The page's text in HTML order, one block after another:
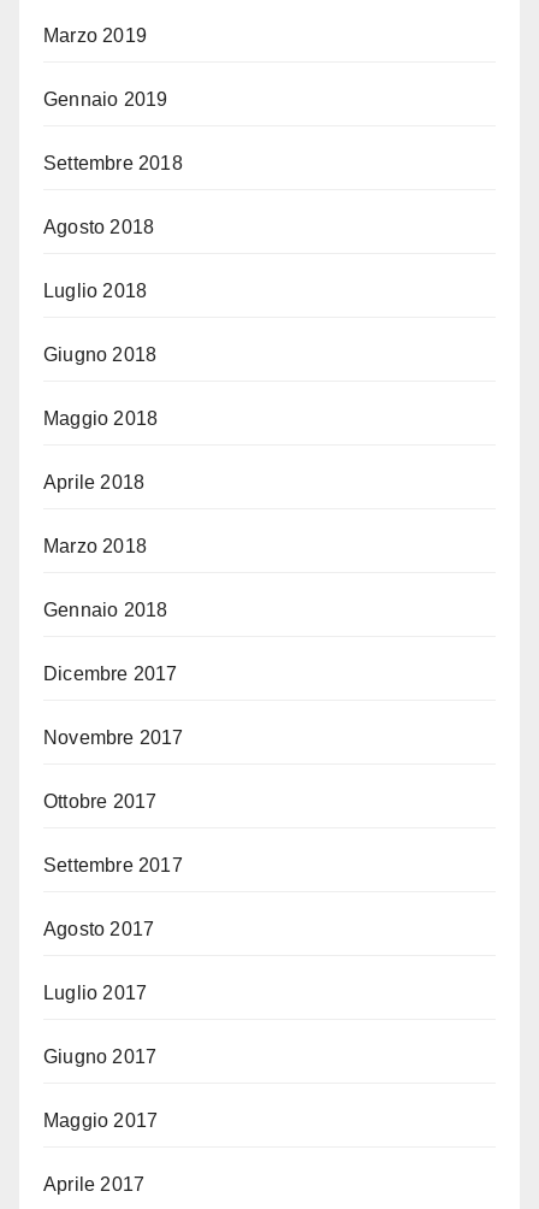
Marzo 2019
Gennaio 2019
Settembre 2018
Agosto 2018
Luglio 2018
Giugno 2018
Maggio 2018
Aprile 2018
Marzo 2018
Gennaio 2018
Dicembre 2017
Novembre 2017
Ottobre 2017
Settembre 2017
Agosto 2017
Luglio 2017
Giugno 2017
Maggio 2017
Aprile 2017